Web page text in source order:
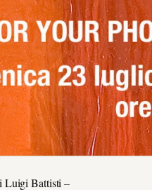
Luigi Battisti –